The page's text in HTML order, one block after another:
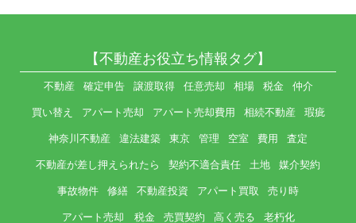
【不動産お役立ち情報タグ】
不動産 確定申告 譲渡取得 任意売却 相場 税金 仲介
買い替え アパート売却 アパート売却費用 相続不動産 瑕疵
神奈川不動産 違法建築 東京 管理 空室 費用 査定
不動産が差し押えられたら 契約不適合責任 土地 媒介契約
事故物件 修繕 不動産投資 アパート買取 売り時
アパート売却 税金 売買契約 高く売る 老朽化